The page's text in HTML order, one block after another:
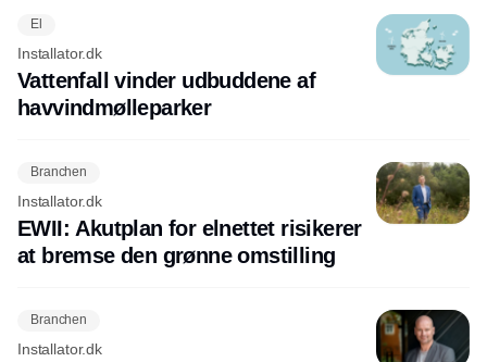
El
Installator.dk
Vattenfall vinder udbuddene af
havvindmølleparker
Branchen
Installator.dk
EWII: Akutplan for elnettet risikerer
at bremse den grønne omstilling
Branchen
Installator.dk